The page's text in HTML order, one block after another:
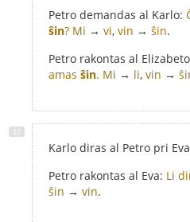
Petro demandas al Karlo:
ŝin? Mi → vi, vin → ŝin.
Petro rakontas al
amas ŝin. Mi → li, vin →
Karlo diras al Petro pri
Petro rakontas al Eva: Li
ŝin → vin.